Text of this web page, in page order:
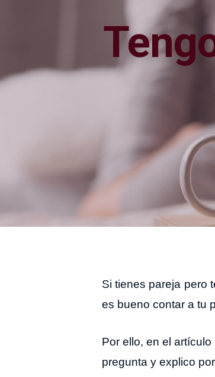
Si tienes pareja pero
es bueno contar a tu
Por ello, en el artículo
pregunta y explico